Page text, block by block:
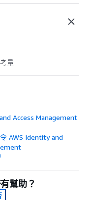
量
Access Management
AWS Identity and
幫助？